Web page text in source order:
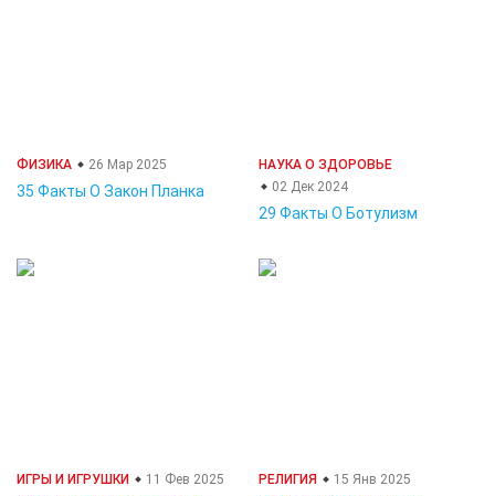
ФИЗИКА 26 Мар 2025
35 Факты О Закон Планка
НАУКА О ЗДОРОВЬЕ
02 Дек 2024
29 Факты О Ботулизм
ИГРЫ И ИГРУШКИ 11 Фев 2025 РЕЛИГИЯ 15 Янв 2025